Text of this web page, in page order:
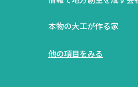
本物の大工が作る家
他の項目をみる